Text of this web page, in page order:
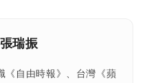
張瑞振
《自由時報》、台灣《蘋